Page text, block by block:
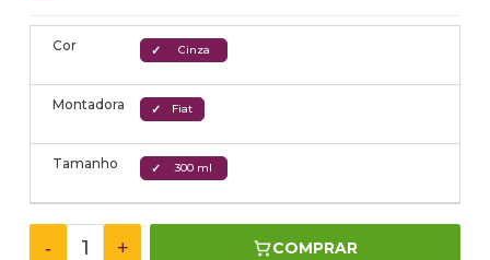
Cor Cinza
Montadora Fiat
Tamanho 300 ml
- + COMPRAR